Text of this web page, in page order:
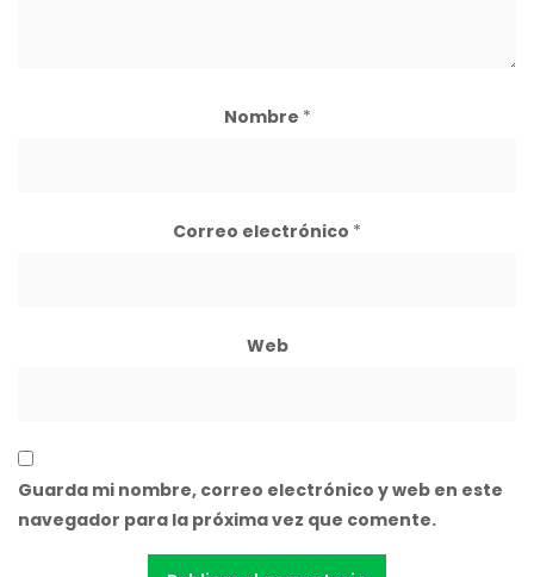
Nombre *
Correo electrónico *
Web
Guarda mi nombre, correo electrónico y web en este
navegador para la próxima vez que comente.